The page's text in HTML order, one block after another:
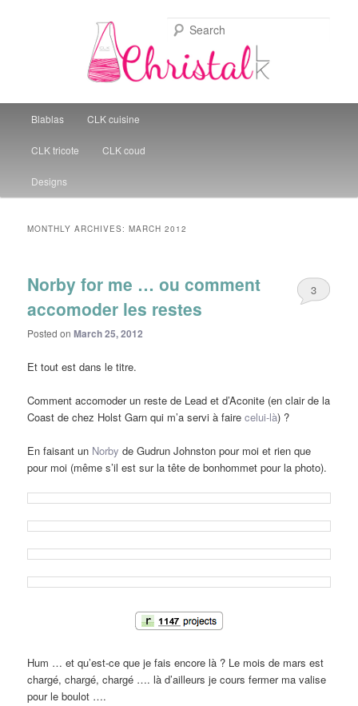
Christal Little Kitchen
Skip to primary content
Skip to secondary content
Blablas CLK cuisine
CLK tricote CLK coud
Designs
MONTHLY ARCHIVES:MARCH 2012
Norby for me … ou comment
accomoder les restes
Posted onMarch 25, 2012
3
Et tout est dans le titre.
Comment accomoder un reste de Lead et d’Aconite (en clair de la
Coast de chez Holst Garn qui m’a servi à faire celui-là) ?
En faisant un Norby de Gudrun Johnston pour moi et rien que
pour moi (même s’il est sur la tête de bonhommet pour la photo).
Hum … et qu’est-ce que je fais encore là ? Le mois de mars est
chargé, chargé, chargé …. là d’ailleurs je cours fermer ma valise
pour le boulot ….